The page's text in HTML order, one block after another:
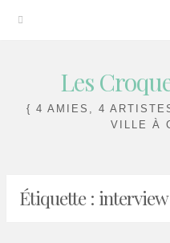
Les
{ 4 AMIES, 4
VILLE À
Étiquette : interview